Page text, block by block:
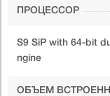
ПРОЦЕССОР
S9 SiP with 64-bit
ngine
ОБЪЕМ